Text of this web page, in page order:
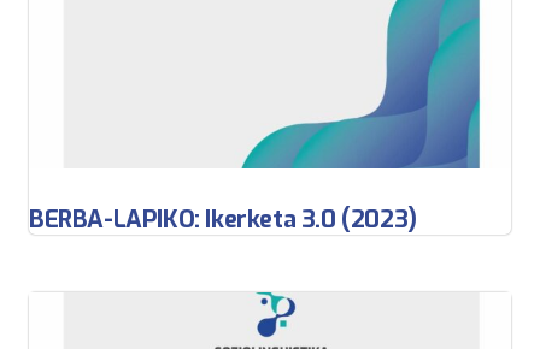
BERBA-LAPIKO: Ikerketa 3.0 (2023)